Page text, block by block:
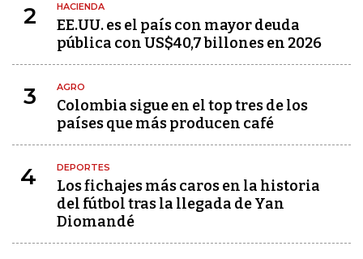
2 HACIENDA
EE.UU. es el país con mayor deuda
pública con US$40,7 billones en 2026
3 AGRO
Colombia sigue en el top tres de los
países que más producen café
4 DEPORTES
Los fichajes más caros en la historia
del fútbol tras la llegada de Yan
Diomandé